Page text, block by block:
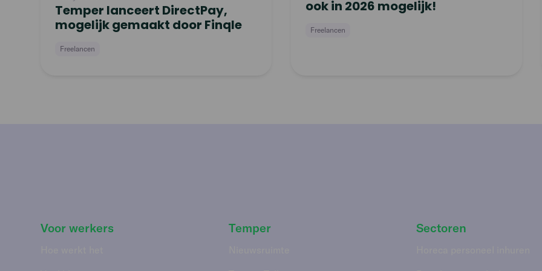
Temper lanceert DirectPay,
mogelijk gemaakt door Finqle
Freelancen
ook in 2026 mogelijk!
Freelancen
Voor werkers Temper Sectoren